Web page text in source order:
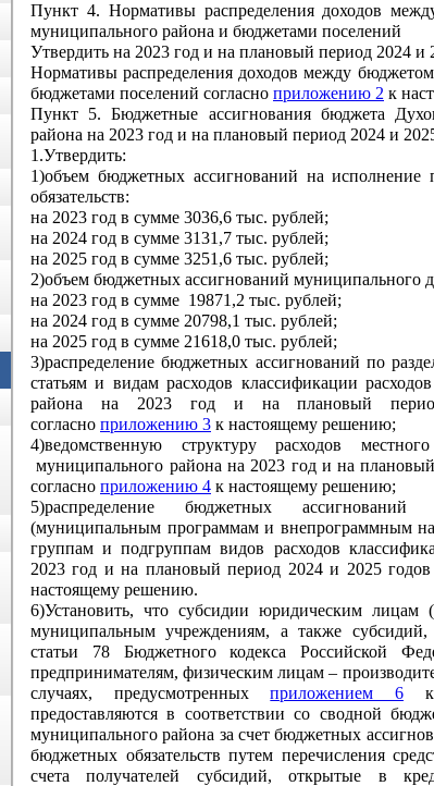
Пункт 4. Нормативы распределения доходов
муниципального района и бюджетами поселений
Утвердить на 2023 год и на плановый период 2024 и
Нормативы распределения доходов между
бюджетами поселений согласно приложению 2 к
Пункт 5. Бюджетные ассигнования бюджета
района на 2023 год и на плановый период 2024 и
1.Утвердить:
1)объем бюджетных ассигнований на
обязательств:
на 2023 год в сумме 3036,6 тыс. рублей;
на 2024 год в сумме 3131,7 тыс. рублей;
на 2025 год в сумме 3251,6 тыс. рублей;
2)объем бюджетных ассигнований муниципального
на 2023 год в сумме 19871,2 тыс. рублей;
на 2024 год в сумме 20798,1 тыс. рублей;
на 2025 год в сумме 21618,0 тыс. рублей;
3)распределение бюджетных ассигнований по
статьям и видам расходов классификации
района на 2023 год и на плановый
согласно приложению 3 к настоящему решению;
4)ведомственную структуру расходов
муниципального района на 2023 год и на
согласно приложению 4 к настоящему решению;
5)распределение бюджетных
(муниципальным программам и внепрограммным
группам и подгруппам видов расходов
2023 год и на плановый период 2024 и 2025
настоящему решению.
6)Установить, что субсидии юридическим лицам
муниципальным учреждениям, а также
статьи 78 Бюджетного кодекса Российской
предпринимателям, физическим лицам –
случаях, предусмотренныхприложением 6 к
предоставляются в соответствии со сводной
муниципального района за счет бюджетных
бюджетных обязательств путем перечисления
счета получателей субсидий, открытые в